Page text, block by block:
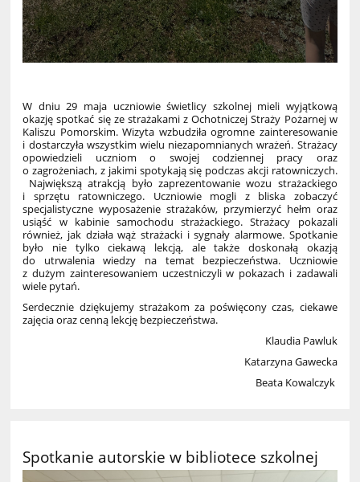
W dniu 29 maja uczniowie świetlicy szkolnej mieli wyjątkową
okazję spotkać się ze strażakami z Ochotniczej Straży Pożarnej w
Kaliszu Pomorskim. Wizyta wzbudziła ogromne zainteresowanie
i dostarczyła wszystkim wielu niezapomnianych wrażeń. Strażacy
opowiedzieli uczniom o swojej codziennej pracy oraz
o zagrożeniach, z jakimi spotykają się podczas akcji ratowniczych.
Największą atrakcją było zaprezentowanie wozu strażackiego
i sprzętu ratowniczego. Uczniowie mogli z bliska zobaczyć
specjalistyczne wyposażenie strażaków, przymierzyć hełm oraz
usiąść w kabinie samochodu strażackiego. Strażacy pokazali
również, jak działa wąż strażacki i sygnały alarmowe. Spotkanie
było nie tylko ciekawą lekcją, ale także doskonałą okazją
do utrwalenia wiedzy na temat bezpieczeństwa. Uczniowie
z dużym zainteresowaniem uczestniczyli w pokazach i zadawali
wiele pytań.
Serdecznie dziękujemy strażakom za poświęcony czas, ciekawe
zajęcia oraz cenną lekcję bezpieczeństwa.
Klaudia Pawluk
Katarzyna Gawecka
Beata Kowalczyk
Spotkanie autorskie w bibliotece szkolnej